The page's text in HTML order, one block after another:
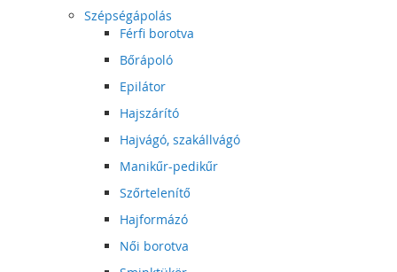
Szépségápolás
Férfi borotva
Bőrápoló
Epilátor
Hajszárító
Hajvágó, szakállvágó
Manikűr-pedikűr
Szőrtelenítő
Hajformázó
Női borotva